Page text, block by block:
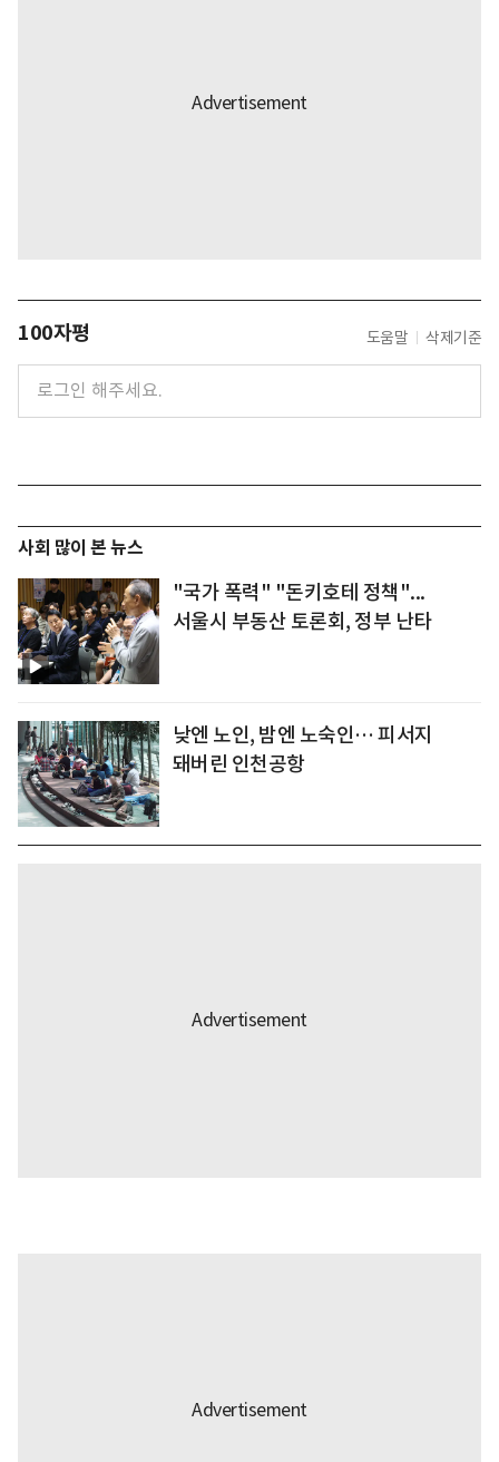
100자평 도움말 삭제기준
사회 많이 본 뉴스
"국가 폭력" "돈키호테 정책"...
서울시 부동산 토론회, 정부 난타
낮엔 노인, 밤엔 노숙인… 피서지
돼버린 인천공항